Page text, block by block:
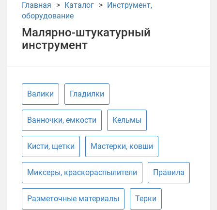
Главная Каталог
Инструмент,
оборудование
Малярно-штукатурный
инструмент
Валики Гладилки
Ванночки, емкости Кельмы
Кисти, щетки Мастерки, ковши
Миксеры, краскораспылители Правила
Разметочные материалы Терки